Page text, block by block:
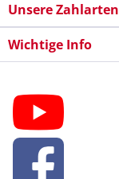
Unsere Zahlarten
Wichtige Info